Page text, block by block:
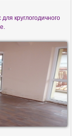
круглогодичного